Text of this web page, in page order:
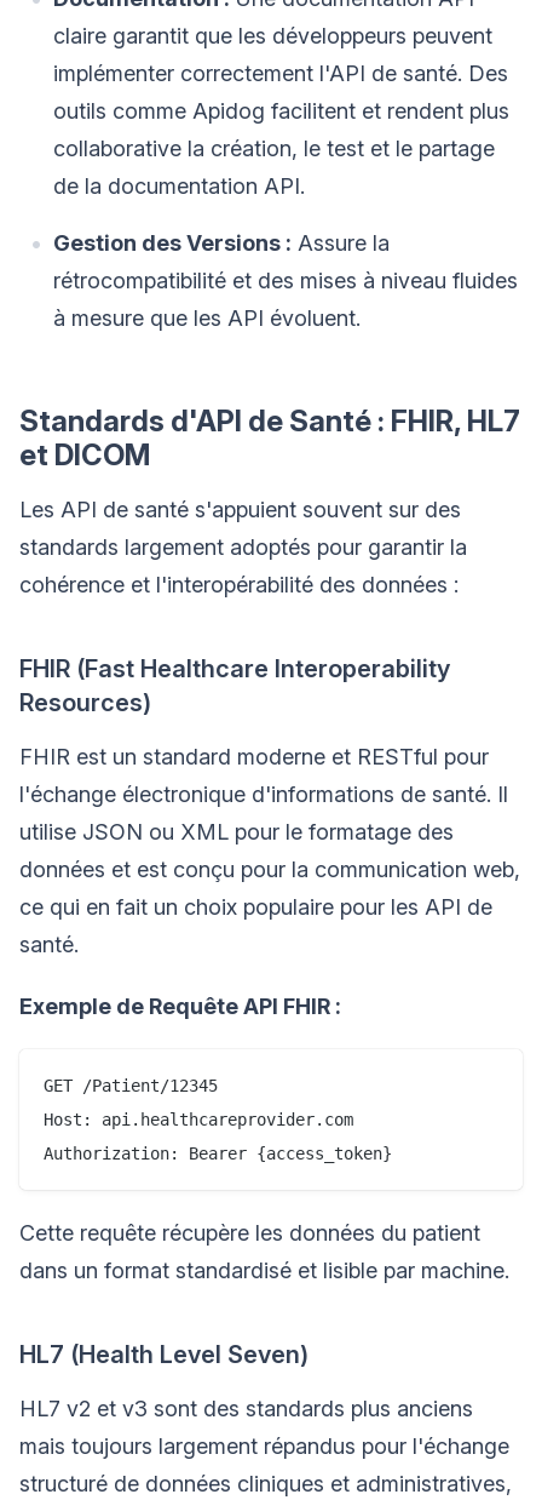
claire garantit que les développeurs peuvent
implémenter correctement l'API de santé. Des
outils comme Apidog facilitent et rendent plus
collaborative la création, le test et le partage
de la documentation API.
Gestion des Versions : Assure la
rétrocompatibilité et des mises à niveau fluides
à mesure que les API évoluent.
Standards d'API de Santé : FHIR, HL7
et DICOM
Les API de santé s'appuient souvent sur des
standards largement adoptés pour garantir la
cohérence et l'interopérabilité des données :
FHIR (Fast Healthcare Interoperability
Resources)
FHIR est un standard moderne et RESTful pour
l'échange électronique d'informations de santé. Il
utilise JSON ou XML pour le formatage des
données et est conçu pour la communication web,
ce qui en fait un choix populaire pour les API de
santé.
Exemple de Requête API FHIR :
GET /Patient/12345
Host: api.healthcareprovider.com
Cette requête récupère les données du patient
dans un format standardisé et lisible par machine.
HL7 (Health Level Seven)
HL7 v2 et v3 sont des standards plus anciens
mais toujours largement répandus pour l'échange
structuré de données cliniques et administratives,